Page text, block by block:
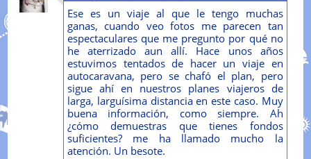
Ese es un viaje al que le tengo muchas
ganas, cuando veo fotos me parecen tan
espectaculares que me pregunto por qué no
he aterrizado aun allí. Hace unos años
estuvimos tentados de hacer un viaje en
autocaravana, pero se chafó el plan, pero
sigue ahí en nuestros planes viajeros de
larga, larguísima distancia en este caso. Muy
buena información, como siempre. Ah
¿cómo demuestras que tienes fondos
suficientes? me ha llamado mucho la
atención. Un besote.